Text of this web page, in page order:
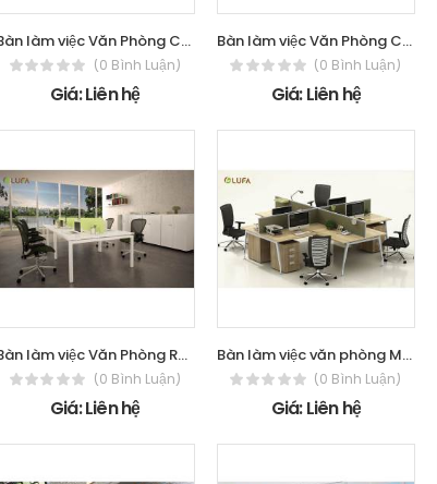
Bàn làm việc Văn Phòng CLS-LF01
(0 Bình Luận)
Giá: Liên hệ
Bàn làm việc Văn Phòng CLS-LF02
(0 Bình Luận)
Giá: Liên hệ
Bàn làm việc Văn Phòng RV_NV1
(0 Bình Luận)
Giá: Liên hệ
Bàn làm việc văn phòng MDS
(0 Bình Luận)
Giá: Liên hệ